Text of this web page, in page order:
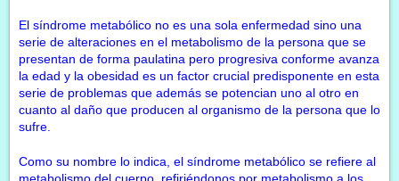
El síndrome metabólico no es una sola enfermedad sino una
serie de alteraciones en el metabolismo de la persona que se
presentan de forma paulatina pero progresiva conforme avanza
la edad y la obesidad es un factor crucial predisponente en esta
serie de problemas que además se potencian uno al otro en
cuanto al daño que producen al organismo de la persona que lo
sufre.
Como su nombre lo indica, el síndrome metabólico se refiere al
metabolismo del cuerpo, refiriéndonos por metabolismo a los